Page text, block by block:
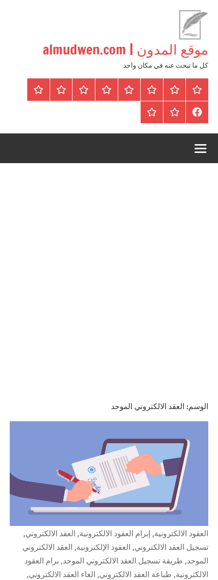
المحتوى
موقع المدون | almudwen.com
كل ما تبحث عنه في مكان واحد
الرئيسيةالمواضيعوظائف
محلية
/
دولية
عقارات Blog
من
اتصل
سياسة
FaceBookعقارات
للبيع
أرشيف
موقع
الوسم: العقد الالكتروني الموحد
العقود الالكترونية, إبرام العقود الالكترونية, العقد الالكتروني,
تسجيل العقد الالكتروني, العقود الإلكترونية, العقد الالكتروني
الموحد, طريقة تسجيل العقد الالكتروني الموحد, برام العقود
الالكترونية, طباعة العقد الالكتروني, الغاء العقد الالكتروني,